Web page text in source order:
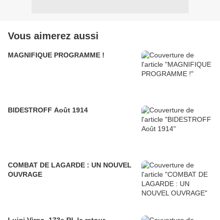
Vous aimerez aussi
MAGNIFIQUE PROGRAMME !
BIDESTROFF Août 1914
COMBAT DE LAGARDE : UN NOUVEL
OUVRAGE